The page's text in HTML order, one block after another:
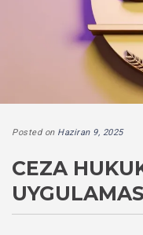
Posted on Haziran 9, 2025
CEZA